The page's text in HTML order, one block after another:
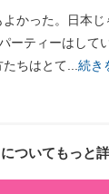
かった。日本
ーティーはして
ちはとて... 続き
ついてもっと